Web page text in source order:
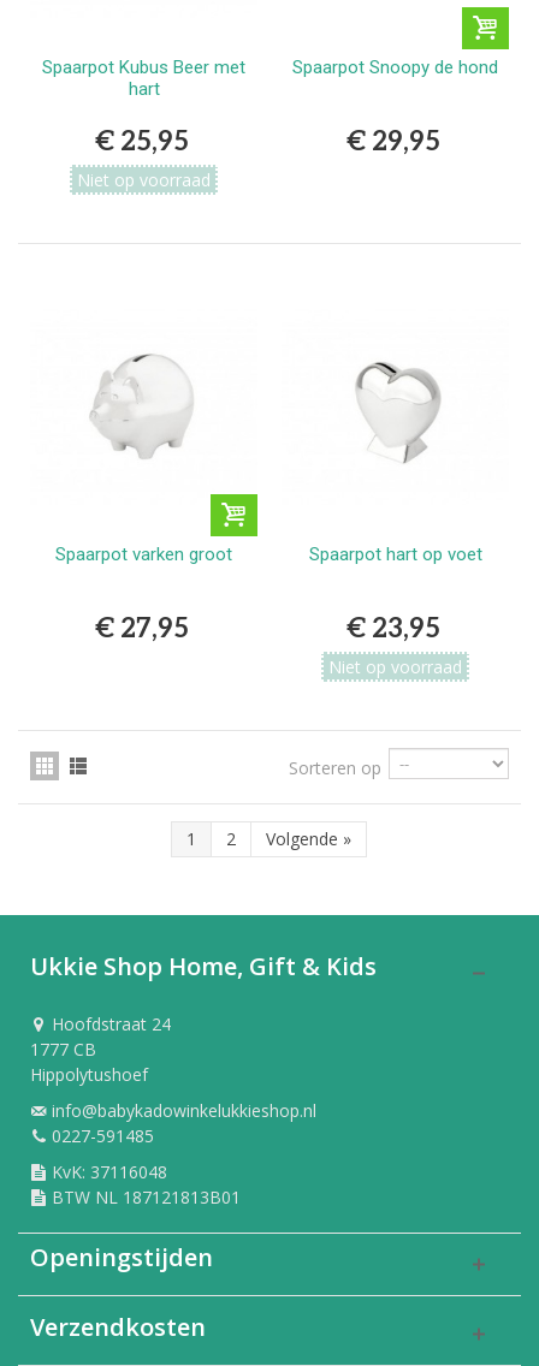
Spaarpot Kubus Beer met
hart
€ 25,95
Niet op voorraad
Spaarpot Snoopy de hond
€ 29,95
Spaarpot varken groot
€ 27,95
Spaarpot hart op voet
€ 23,95
Niet op voorraad
Sorteren op
1 2 Volgende »
Ukkie Shop Home, Gift & Kids
Hoofdstraat 24
1777 CB
Hippolytushoef
info@babykadowinkelukkieshop.nl
0227-591485
KvK: 37116048
BTW NL 187121813B01
Openingstijden
Verzendkosten